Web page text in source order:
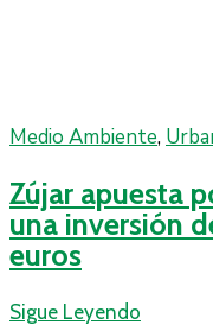
Medio Ambiente‚
Zújar apuesta
una inversión
euros
Sigue Leyendo